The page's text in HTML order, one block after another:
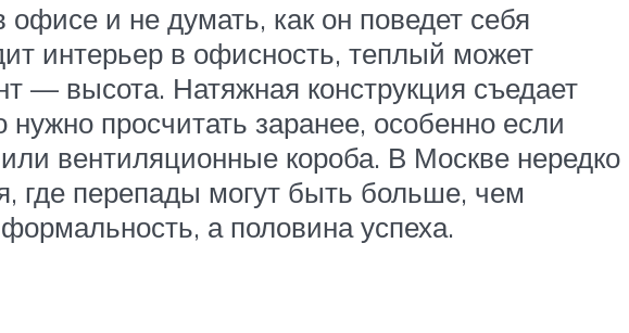
и не думать, как он поведет себя
интерьер в офисность, теплый может
— высота. Натяжная конструкция съедает
просчитать заранее, особенно если
вентиляционные короба. В Москве нередко
где перепады могут быть больше, чем
а половина успеха.